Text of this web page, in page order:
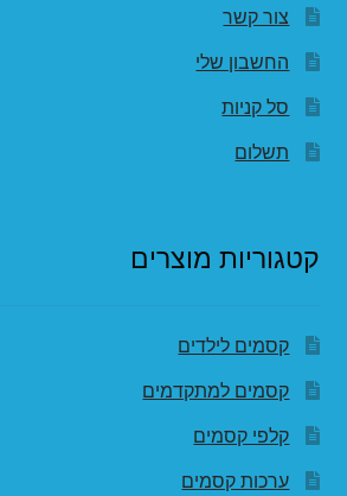
צור קשר
החשבון שלי
סל קניות
תשלום
קטגוריות מוצרים
קסמים לילדים
קסמים למתקדמים
קלפי קסמים
ערכות קסמים